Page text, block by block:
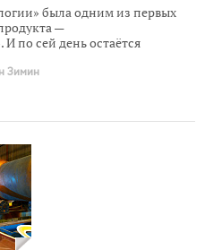
была одним из первых
—
по сей день остаётся
всего активной
просто внедрена, а сделан
часть из которых сейчас
Зимин